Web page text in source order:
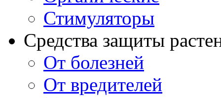
Стимуляторы
Средства защиты
От болезней
От вредителей